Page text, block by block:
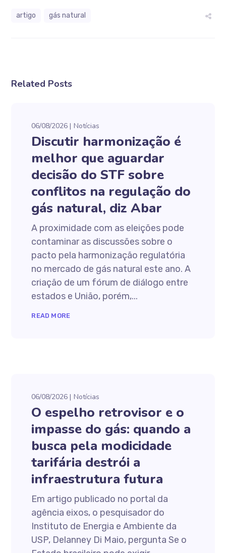
artigo gás natural
Related Posts
06/08/2026 Notícias
Discutir harmonização é
melhor que aguardar
decisão do STF sobre
conflitos na regulação do
gás natural, diz Abar
A proximidade com as eleições pode
contaminar as discussões sobre o
pacto pela harmonização regulatória
no mercado de gás natural este ano. A
criação de um fórum de diálogo entre
estados e União, porém,...
READ MORE
06/08/2026 Notícias
O espelho retrovisor e o
impasse do gás: quando a
busca pela modicidade
tarifária destrói a
infraestrutura futura
Em artigo publicado no portal da
agência eixos, o pesquisador do
Instituto de Energia e Ambiente da
USP, Delanney Di Maio, pergunta Se o